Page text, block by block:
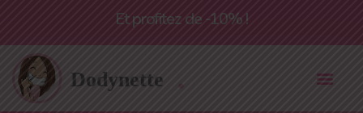
Et profitez de -10% !